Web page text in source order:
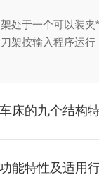
于一个可以装夹*
架按输入程序运
床的九个结构
能特性及适用